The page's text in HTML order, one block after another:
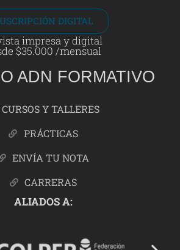
DIGITAL
impresa y digital
$35.000 /mensual
ADN FORMATIVO
CURSOS Y TALLERES
PRÁCTICAS
ENVÍA TU NOTA
CARRERAS
ALIADOS A: